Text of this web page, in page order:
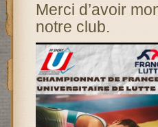
Merci d’avoir
notre club.